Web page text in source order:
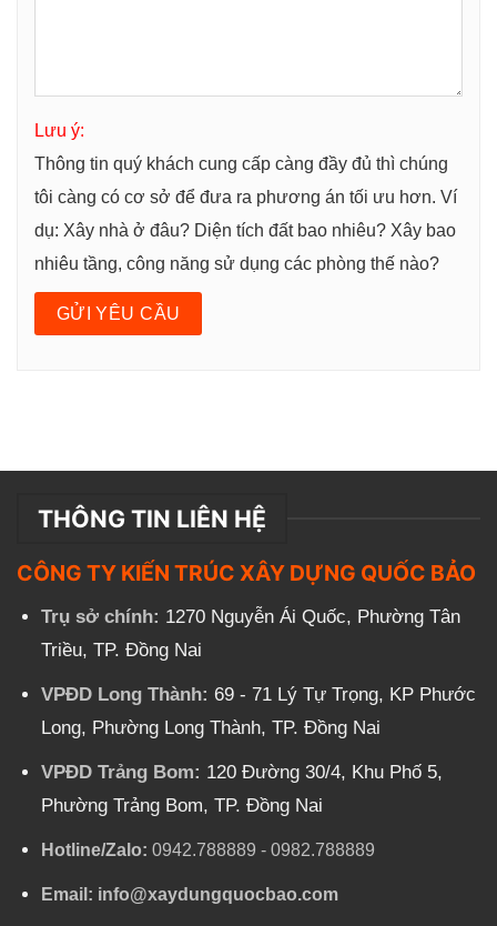
Lưu ý:
Thông tin quý khách cung cấp càng đầy đủ thì chúng
tôi càng có cơ sở để đưa ra phương án tối ưu hơn. Ví
dụ: Xây nhà ở đâu? Diện tích đất bao nhiêu? Xây bao
nhiêu tầng, công năng sử dụng các phòng thế nào?
THÔNG TIN LIÊN HỆ
CÔNG TY KIẾN TRÚC XÂY DỰNG QUỐC BẢO
Trụ sở chính: 1270 Nguyễn Ái Quốc, Phường Tân
Triều, TP. Đồng Nai
VPĐD Long Thành: 69 - 71 Lý Tự Trọng, KP Phước
Long, Phường Long Thành, TP. Đồng Nai
VPĐD Trảng Bom: 120 Đường 30/4, Khu Phố 5,
Phường Trảng Bom, TP. Đồng Nai
Hotline/Zalo: 0942.788889 - 0982.788889
Email: info@xaydungquocbao.com